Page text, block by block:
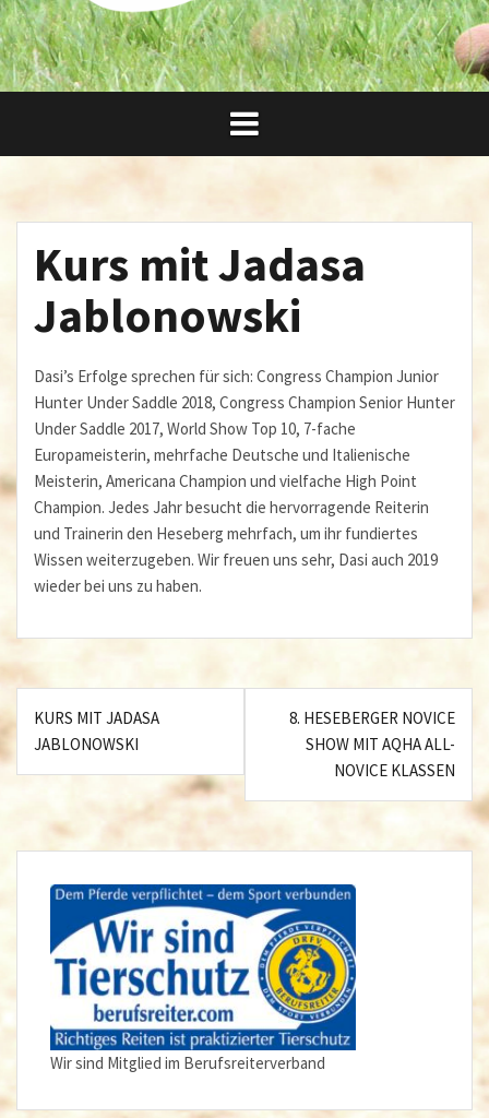
Kurs mit Jadasa
Jablonowski
Dasi’s Erfolge sprechen für sich: Congress Champion Junior
Hunter Under Saddle 2018, Congress Champion Senior Hunter
Under Saddle 2017, World Show Top 10, 7-fache
Europameisterin, mehrfache Deutsche und Italienische
Meisterin, Americana Champion und vielfache High Point
Champion. Jedes Jahr besucht die hervorragende Reiterin
und Trainerin den Heseberg mehrfach, um ihr fundiertes
Wissen weiterzugeben. Wir freuen uns sehr, Dasi auch 2019
wieder bei uns zu haben.
Beitragsnavigation
KURS MIT JADASA
JABLONOWSKI
8. HESEBERGER NOVICE
SHOW MIT AQHA ALL-
NOVICE KLASSEN
Wir sind Mitglied im Berufsreiterverband